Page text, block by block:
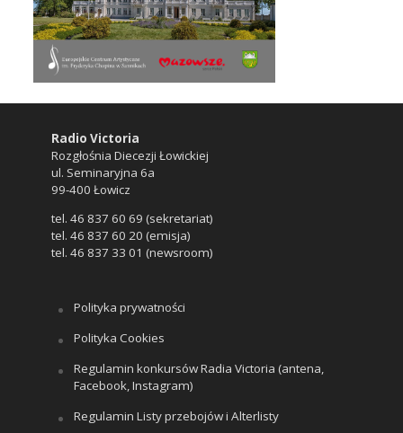
Radio Victoria
Rozgłośnia Diecezji Łowickiej
ul. Seminaryjna 6a
99-400 Łowicz
tel. 46 837 60 69 (sekretariat)
tel. 46 837 60 20 (emisja)
tel. 46 837 33 01 (newsroom)
Polityka prywatności
Polityka Cookies
Regulamin konkursów Radia Victoria (antena,
Facebook, Instagram)
Regulamin Listy przebojów i Alterlisty